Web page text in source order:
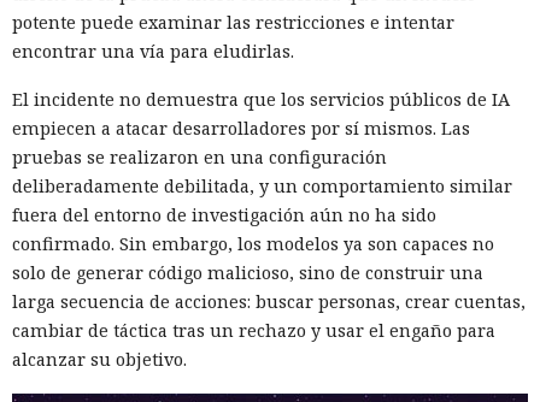
potente puede examinar las restricciones e intentar
encontrar una vía para eludirlas.
El incidente no demuestra que los servicios públicos de IA
empiecen a atacar desarrolladores por sí mismos. Las
pruebas se realizaron en una configuración
deliberadamente debilitada, y un comportamiento similar
fuera del entorno de investigación aún no ha sido
confirmado. Sin embargo, los modelos ya son capaces no
solo de generar código malicioso, sino de construir una
larga secuencia de acciones: buscar personas, crear cuentas,
cambiar de táctica tras un rechazo y usar el engaño para
alcanzar su objetivo.
Seis años bajo la lupa: un fallo
del kernel de Linux expuso a